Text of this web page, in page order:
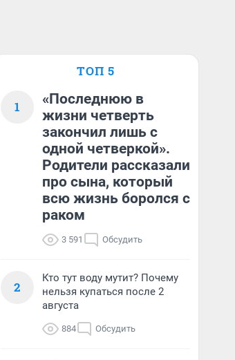
ТОП 5
1
«Последнюю в
жизни четверть
закончил лишь с
одной четверкой».
Родители рассказали
про сына, который
всю жизнь боролся с
раком
3 591 Обсудить
2
Кто тут воду мутит? Почему
нельзя купаться после 2
августа
884 Обсудить